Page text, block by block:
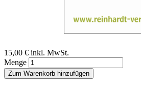
Digitale Ausgabe
15,00 € inkl. MwSt.
Menge
Zum Warenkorb hinzufügen